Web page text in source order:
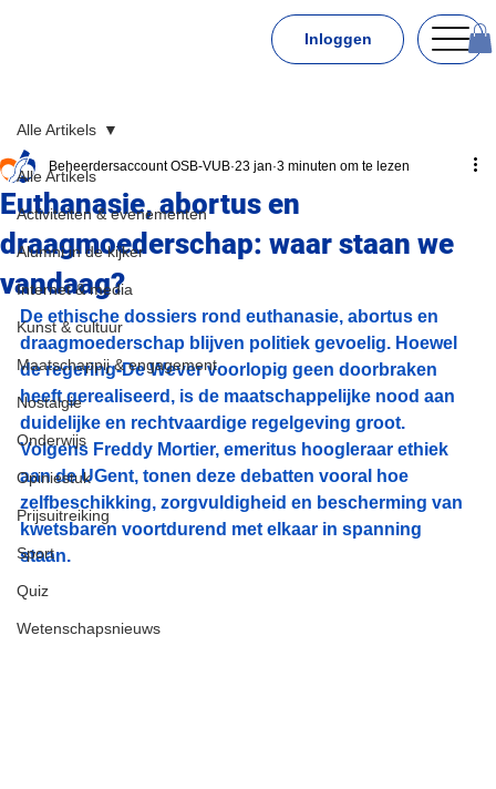
Inloggen
Alle Artikels
Activiteiten & evenementen
Alumni in de kijker
Internet & media
Kunst & cultuur
Maatschappij & engagement
Nostalgie
Onderwijs
Opiniestuk
Prijsuitreiking
Sport
Quiz
Wetenschapsnieuws
Alle Artikels
Euthanasie, abortus en
draagmoederschap: waar staan we
vandaag?
Beheerdersaccount OSB-VUB 23 jan 3 minuten om te lezen
De ethische dossiers rond euthanasie, abortus en
draagmoederschap blijven politiek gevoelig. Hoewel
de regering-De Wever voorlopig geen doorbraken
heeft gerealiseerd, is de maatschappelijke nood aan
duidelijke en rechtvaardige regelgeving groot.
Volgens Freddy Mortier, emeritus hoogleraar ethiek
aan de UGent, tonen deze debatten vooral hoe
zelfbeschikking, zorgvuldigheid en bescherming van
kwetsbaren voortdurend met elkaar in spanning
staan.